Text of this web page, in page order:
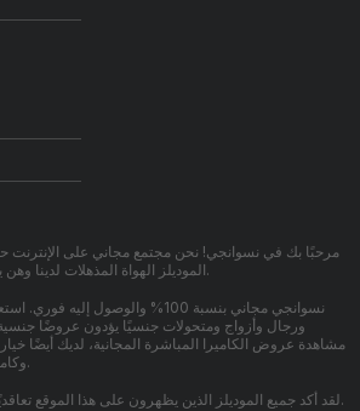
مرحبًا بك في نسوانجي! نحن مجتمع مجاني على
الموديلز الهواة المذهلات لدينا وهن يؤدين مباشرةً عروض تفاعلية.
نسوانجي مجاني بنسبة 100% والوصول
مشاهدة عروض الكاميرا المباشرة المجانية، لديك أيضًا
وكاميرا لكاميرا ومراسلة الموديلز.
لقد أكد جميع الموديلز الذين يظهرون على هذا الموقع تعاقديًا أنهم يبلغون 18 عامًا أو أكثر.